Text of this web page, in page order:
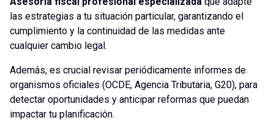
las estrategias a tu situación particular, garantizando el
cumplimiento y la continuidad de las medidas ante
cualquier cambio legal.
Además, es crucial revisar periódicamente informes de
organismos oficiales (OCDE, Agencia Tributaria, G20), para
detectar oportunidades y anticipar reformas que puedan
impactar tu planificación.